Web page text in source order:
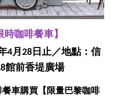
時咖啡餐車】
4月28日止／地點：信
館前香堤廣場
餐車購買【限量巴黎咖啡